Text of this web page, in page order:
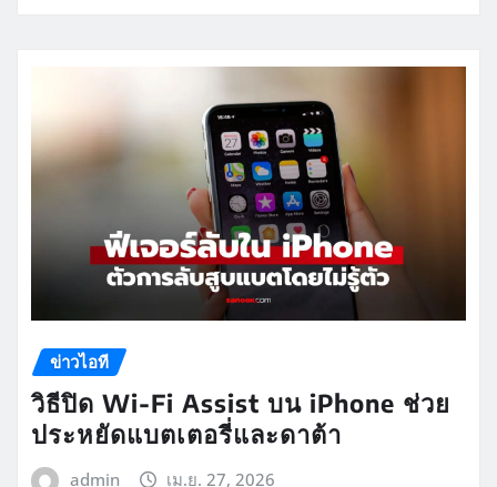
ข่าวไอที
วิธีปิด Wi-Fi Assist บน iPhone ช่วย
ประหยัดแบตเตอรี่และดาต้า
admin เม.ย. 27, 2026